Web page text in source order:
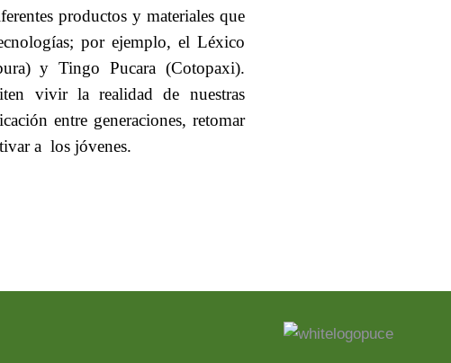
productos y materiales que
por ejemplo, el Léxico
y Tingo Pucara (Cotopaxi).
vivir la realidad de nuestras
entre generaciones, retomar
a los jóvenes.